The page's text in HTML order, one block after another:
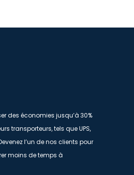
des économies jusqu’à 30%
transporteurs, tels que UPS,
l’un de nos clients pour
moins de temps à